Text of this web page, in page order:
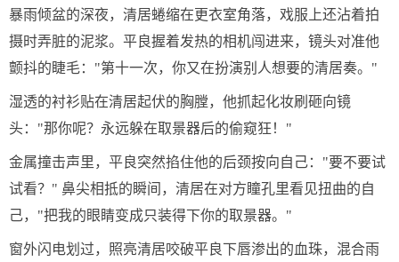
暴雨倾盆的深夜，清居蜷缩在更衣室角落，戏服上还沾着拍
摄时弄脏的泥浆。平良握着发热的相机闯进来，镜头对准他
颤抖的睫毛："第十一次，你又在扮演别人想要的清居奏。"
湿透的衬衫贴在清居起伏的胸膛，他抓起化妆刷砸向镜
头："那你呢？永远躲在取景器后的偷窥狂！"
金属撞击声里，平良突然掐住他的后颈按向自己："要不要试
试看？" 鼻尖相抵的瞬间，清居在对方瞳孔里看见扭曲的自
己，"把我的眼睛变成只装得下你的取景器。"
窗外闪电划过，照亮清居咬破平良下唇渗出的血珠，混合雨